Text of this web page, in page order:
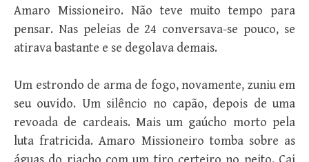
Amaro Missioneiro. Não teve muito tempo para
pensar. Nas peleias de 24 conversava-se pouco, se
atirava bastante e se degolava demais.
Um estrondo de arma de fogo, novamente, zuniu em
seu ouvido. Um silêncio no capão, depois de uma
revoada de cardeais. Mais um gaúcho morto pela
luta fratricida. Amaro Missioneiro tomba sobre as